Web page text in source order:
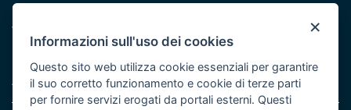
Protezione civile
Vai al sito di Protezione Civile Puglia
Iniziativa finanziata con risorse del POR Puglia 2014/2020 -
Asse XI
×
Informazioni sull'uso dei cookies
Questo sito web utilizza cookie essenziali per garantire
il suo corretto funzionamento e cookie di terze parti
per fornire servizi erogati da portali esterni. Questi